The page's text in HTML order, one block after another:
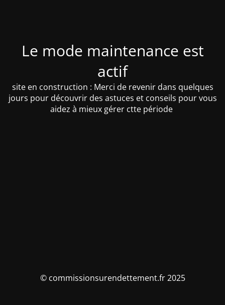
Le mode maintenance est
actif
site en construction : Merci de revenir dans quelques
jours pour découvrir des astuces et conseils pour vous
aidez à mieux gérer ctte période
© commissionsurendettement.fr 2025